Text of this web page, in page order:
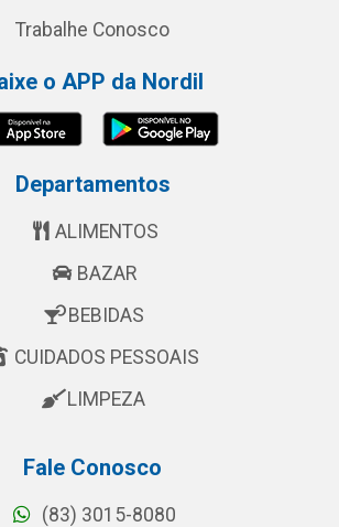
Trabalhe Conosco
o APP da Nordil
Departamentos
ALIMENTOS
BAZAR
BEBIDAS
CUIDADOS PESSOAIS
LIMPEZA
Fale Conosco
(83) 3015-8080